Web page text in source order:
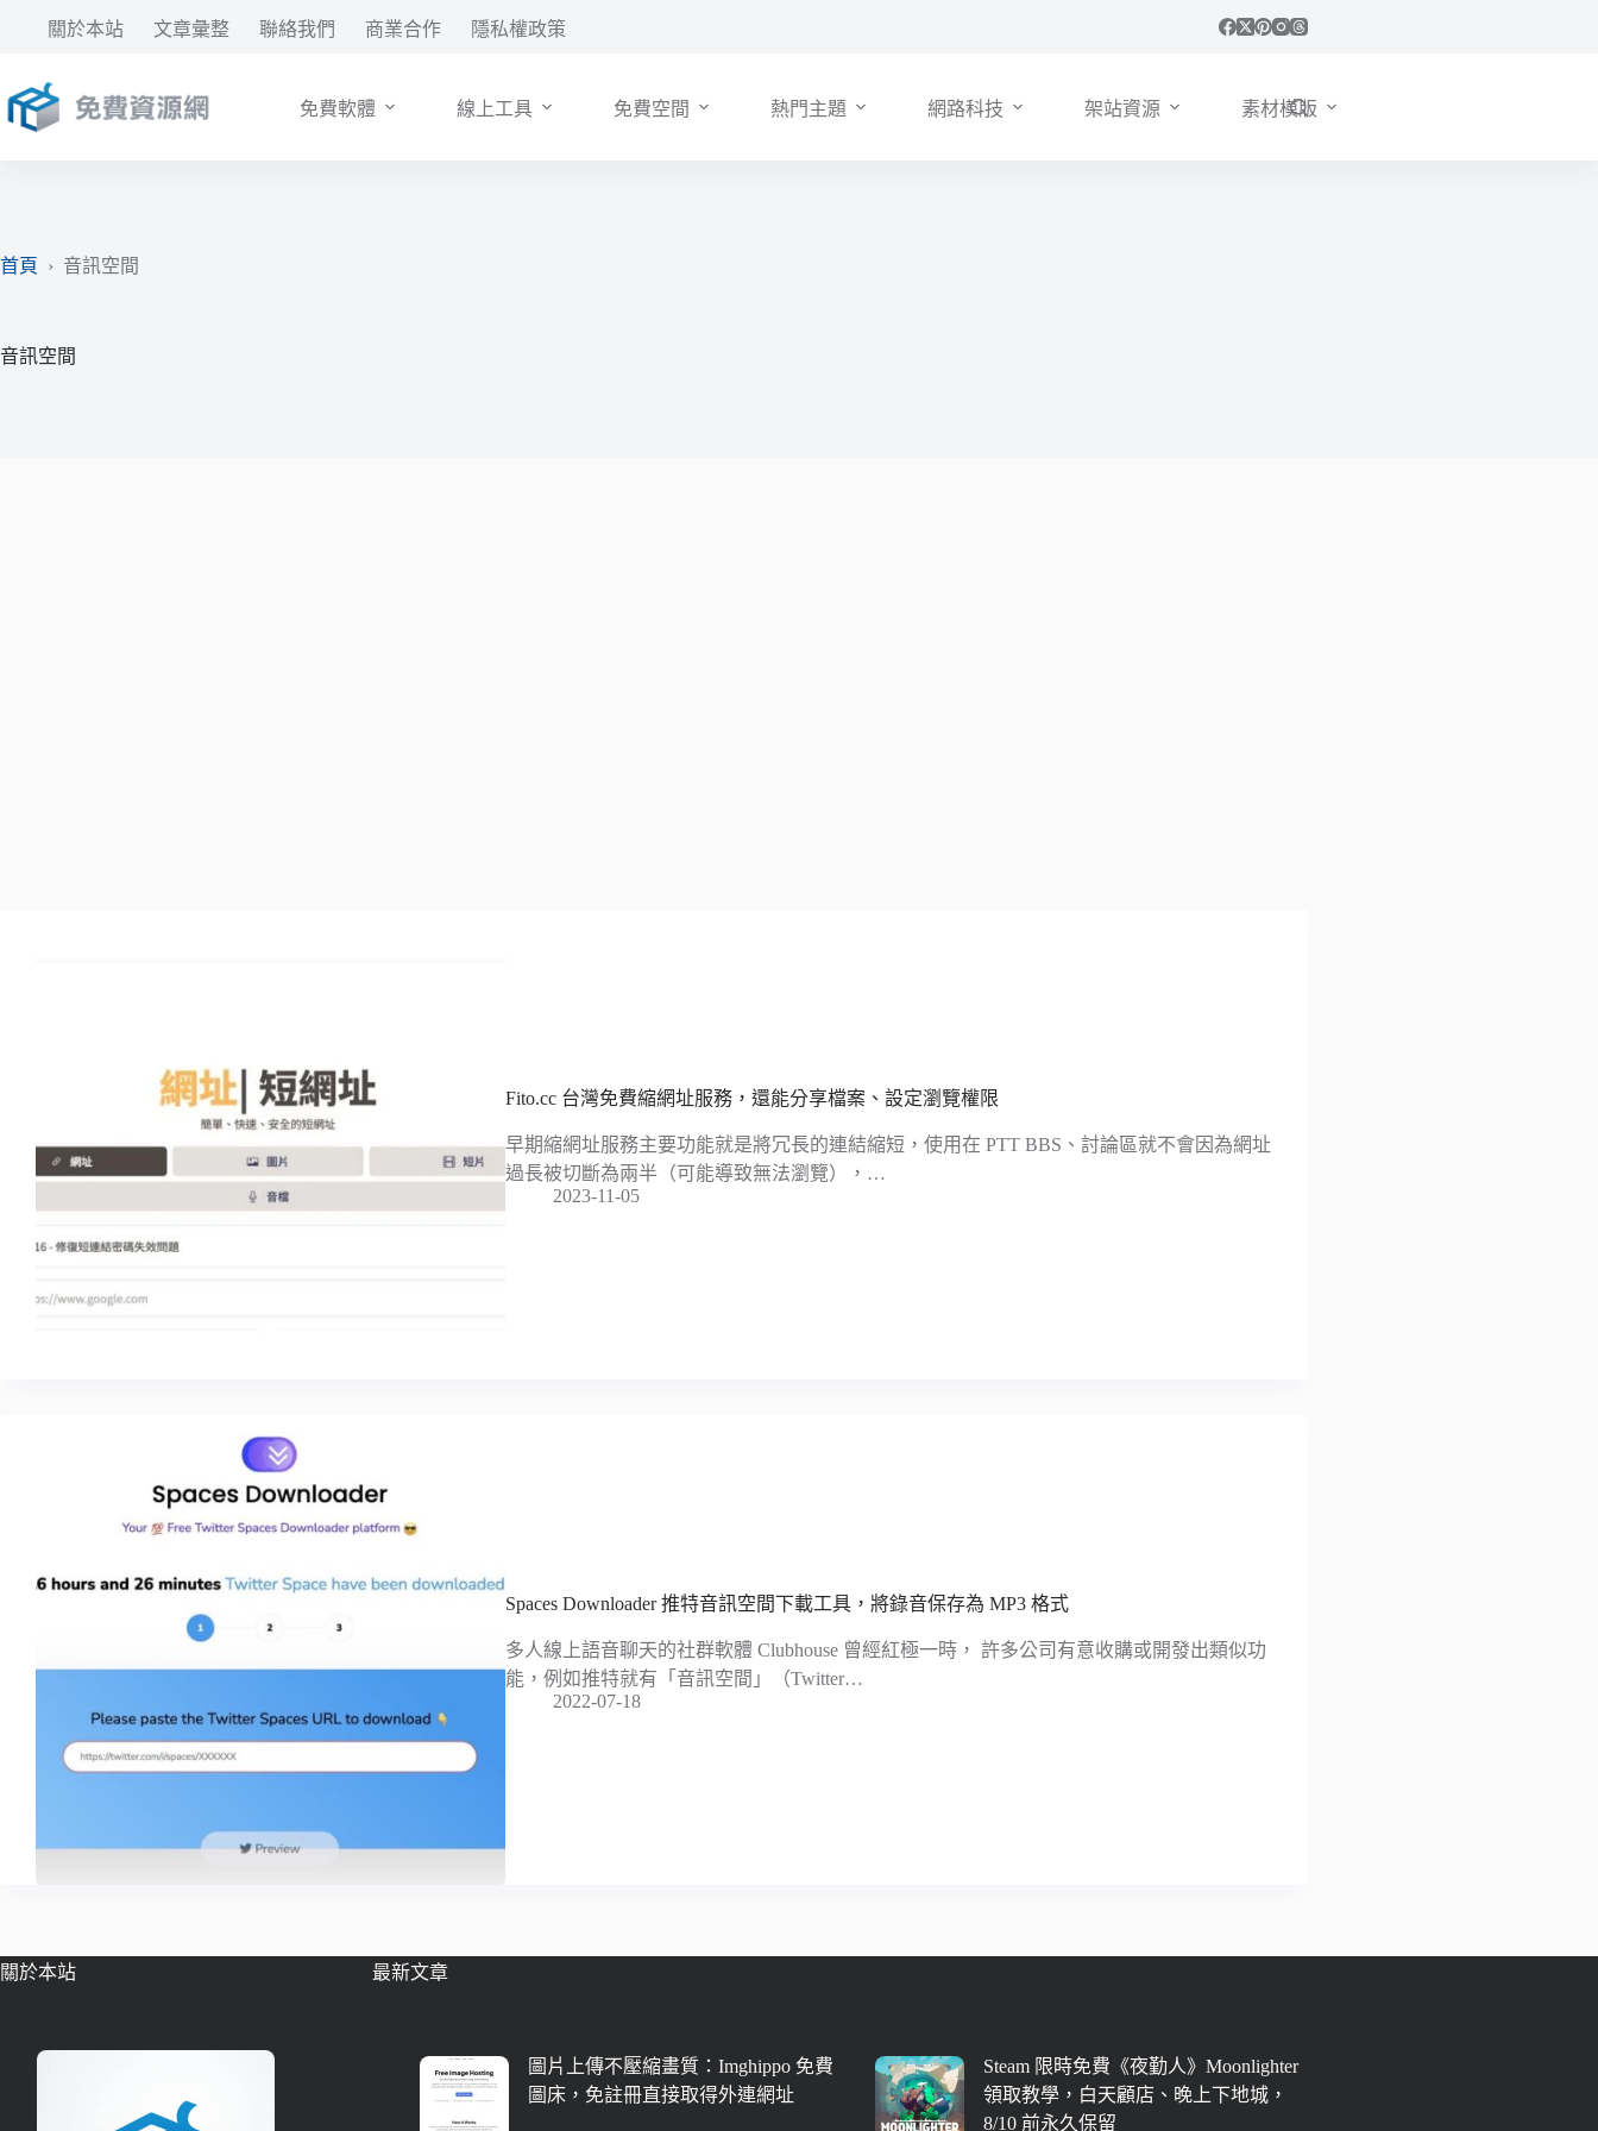
要
內
關於本站 文章彙整 聯絡我們 商業合作 隱私權政策
免費軟體 線上工具 免費空間 熱門主題 網路科技 架站資源 素材模版
首頁 › 音訊空間
音訊空間
Fito.cc 台灣免費縮網址服務，還能分享檔案、設定瀏覽權限
早期縮網址服務主要功能就是將冗長的連結縮短，使用在 PTT BBS、討論區就不會因為網址
過長被切斷為兩半（可能導致無法瀏覽），…
2023-11-05
Spaces Downloader 推特音訊空間下載工具，將錄音保存為 MP3 格式
多人線上語音聊天的社群軟體 Clubhouse 曾經紅極一時， 許多公司有意收購或開發出類似功
能，例如推特就有「音訊空間」（Twitter…
2022-07-18
關於本站 最新文章
圖片上傳不壓縮畫質：Imghippo 免費
圖床，免註冊直接取得外連網址
Steam 限時免費《夜勤人》Moonlighter
領取教學，白天顧店、晚上下地城，
8/10 前永久保留